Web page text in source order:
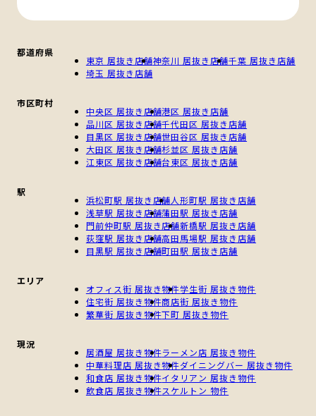
都道府県
東京 居抜き店舗神奈川 居抜き店舗千葉 居抜き店舗
埼玉 居抜き店舗
市区町村
中央区 居抜き店舗港区 居抜き店舗
品川区 居抜き店舗千代田区 居抜き店舗
目黒区 居抜き店舗世田谷区 居抜き店舗
大田区 居抜き店舗杉並区 居抜き店舗
江東区 居抜き店舗台東区 居抜き店舗
駅
浜松町駅 居抜き店舗人形町駅 居抜き店舗
浅草駅 居抜き店舗蒲田駅 居抜き店舗
門前仲町駅 居抜き店舗新橋駅 居抜き店舗
荻窪駅 居抜き店舗高田馬場駅 居抜き店舗
目黒駅 居抜き店舗町田駅 居抜き店舗
エリア
オフィス街 居抜き物件学生街 居抜き物件
住宅街 居抜き物件商店街 居抜き物件
繁華街 居抜き物件下町 居抜き物件
現況
居酒屋 居抜き物件ラーメン店 居抜き物件
中華料理店 居抜き物件ダイニングバー 居抜き物件
和食店 居抜き物件イタリアン 居抜き物件
飲食店 居抜き物件スケルトン 物件